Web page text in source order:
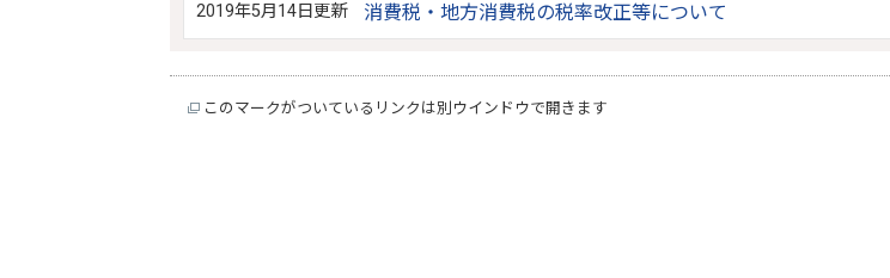
2019年5月14日更新 消費税・地方消費税の税率改正等について
このマークがついているリンクは別ウインドウで開きます